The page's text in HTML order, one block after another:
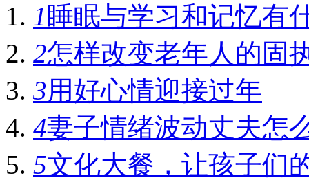
1睡眠与学习和记忆有
2怎样改变老年人的固
3用好心情迎接过年
4妻子情绪波动丈夫怎
5文化大餐，让孩子们